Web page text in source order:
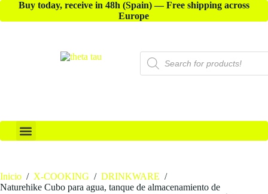
Buy today, receive in 48h (Spain) — Free shipping across
Europe
Inicio / X-COOKING / DRINKWARE /
Naturehike Cubo para agua, tanque de almacenamiento de